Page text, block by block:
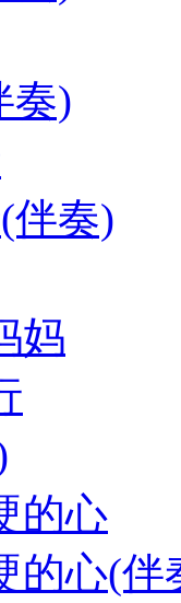
奏)
伴奏)
妈
的心
的心(伴